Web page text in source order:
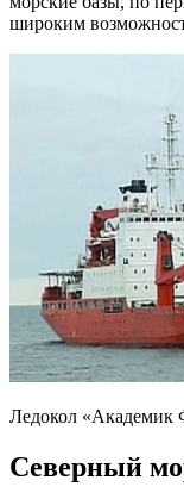
широким
Ледокол «Академик
Северный